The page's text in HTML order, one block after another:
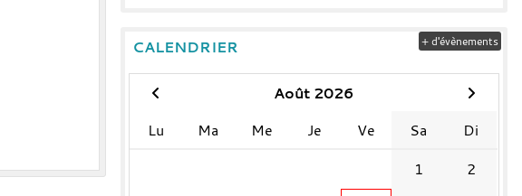
CALENDRIER
Août 2026
Lu
Ma Me Je Ve Sa
Di
1
2
+ d'évènements